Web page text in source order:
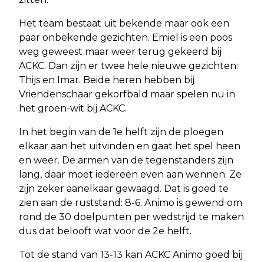
Het team bestaat uit bekende maar ook een
paar onbekende gezichten. Emiel is een poos
weg geweest maar weer terug gekeerd bij
ACKC. Dan zijn er twee hele nieuwe gezichten:
Thijs en Imar. Beide heren hebben bij
Vriendenschaar gekorfbald maar spelen nu in
het groen-wit bij ACKC.
In het begin van de 1e helft zijn de ploegen
elkaar aan het uitvinden en gaat het spel heen
en weer. De armen van de tegenstanders zijn
lang, daar moet iedereen even aan wennen. Ze
zijn zeker aanelkaar gewaagd. Dat is goed te
zien aan de ruststand: 8-6. Animo is gewend om
rond de 30 doelpunten per wedstrijd te maken
dus dat belooft wat voor de 2e helft.
Tot de stand van 13-13 kan ACKC Animo goed bij